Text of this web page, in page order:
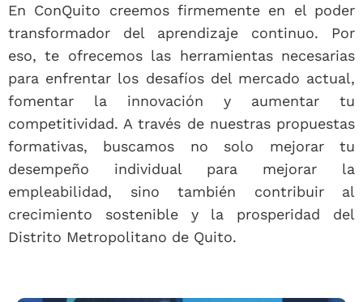
En ConQuito creemos firmemente en el poder
transformador del aprendizaje continuo. Por
eso, te ofrecemos las herramientas necesarias
para enfrentar los desafíos del mercado actual,
fomentar la innovación y aumentar tu
competitividad. A través de nuestras propuestas
formativas, buscamos no solo mejorar tu
desempeño individual para mejorar la
empleabilidad, sino también contribuir al
crecimiento sostenible y la prosperidad del
Distrito Metropolitano de Quito.